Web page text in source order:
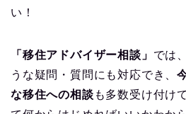
い！
「移住アドバイザー相談」 では
うな疑問・質問にも対応でき、
な移住への相談 も多数受け付け